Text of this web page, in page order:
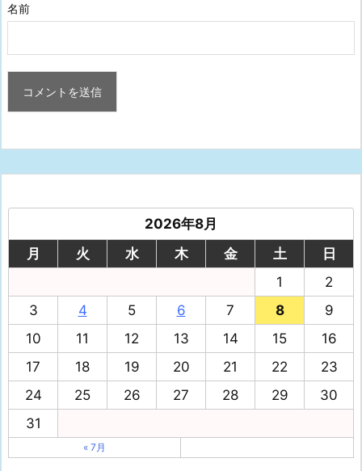
名前
2026年8月
月
火 水 木 金 土
日
1
2
3
4 5 6 7 8
9
10
11 12 13 14 15
16
17
18 19 20 21 22
23
24
25 26 27 28 29
30
31
« 7月